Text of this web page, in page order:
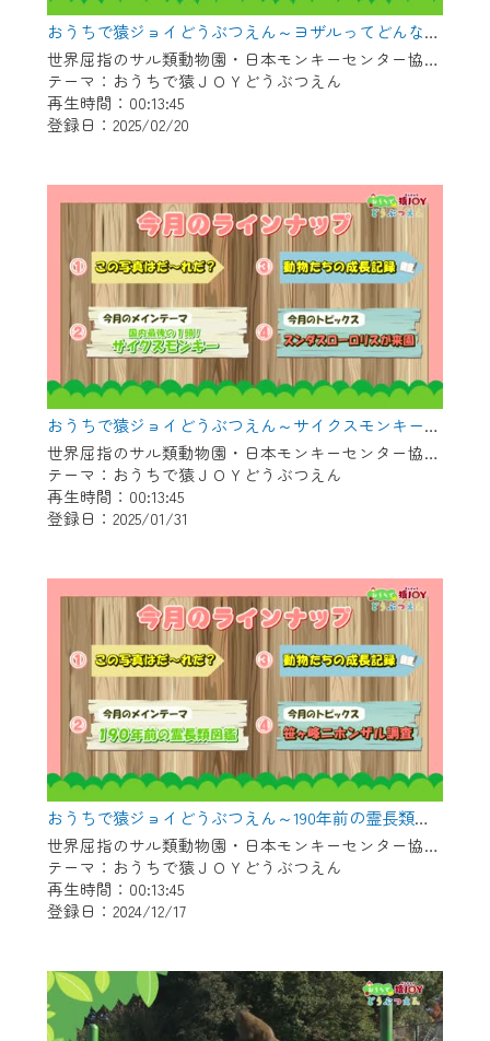
おうちで猿ジョイどうぶつえん～ヨザルってどんなサル？～（2025年1月16日初回放送）
世界屈指のサル類動物園・日本モンキーセンター協力の親子で学べる動物番組。
テーマ：おうちで猿ＪＯＹどうぶつえん
再生時間：00:13:45
登録日：2025/02/20
おうちで猿ジョイどうぶつえん～サイクスモンキー～（2024年12月16日初回放送）
世界屈指のサル類動物園・日本モンキーセンター協力の親子で学べる動物番組。
テーマ：おうちで猿ＪＯＹどうぶつえん
再生時間：00:13:45
登録日：2025/01/31
おうちで猿ジョイどうぶつえん～190年前の霊長類図鑑～（2024年11月16日初回放送）
世界屈指のサル類動物園・日本モンキーセンター協力の親子で学べる動物番組。
テーマ：おうちで猿ＪＯＹどうぶつえん
再生時間：00:13:45
登録日：2024/12/17